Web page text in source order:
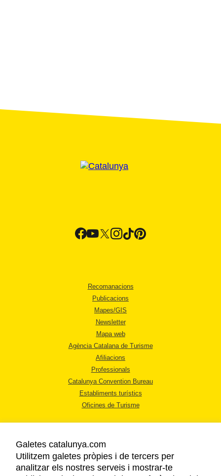
Recomanacions
Publicacions
Mapes/GIS
Newsletter
Mapa web
Agència Catalana de Turisme
Afiliacions
Professionals
Catalunya Convention Bureau
Establiments turístics
Oficines de Turisme
AVÍS LEGAL
Galetes catalunya.com
Utilitzem galetes pròpies i de tercers per
analitzar els nostres serveis i mostrar-te